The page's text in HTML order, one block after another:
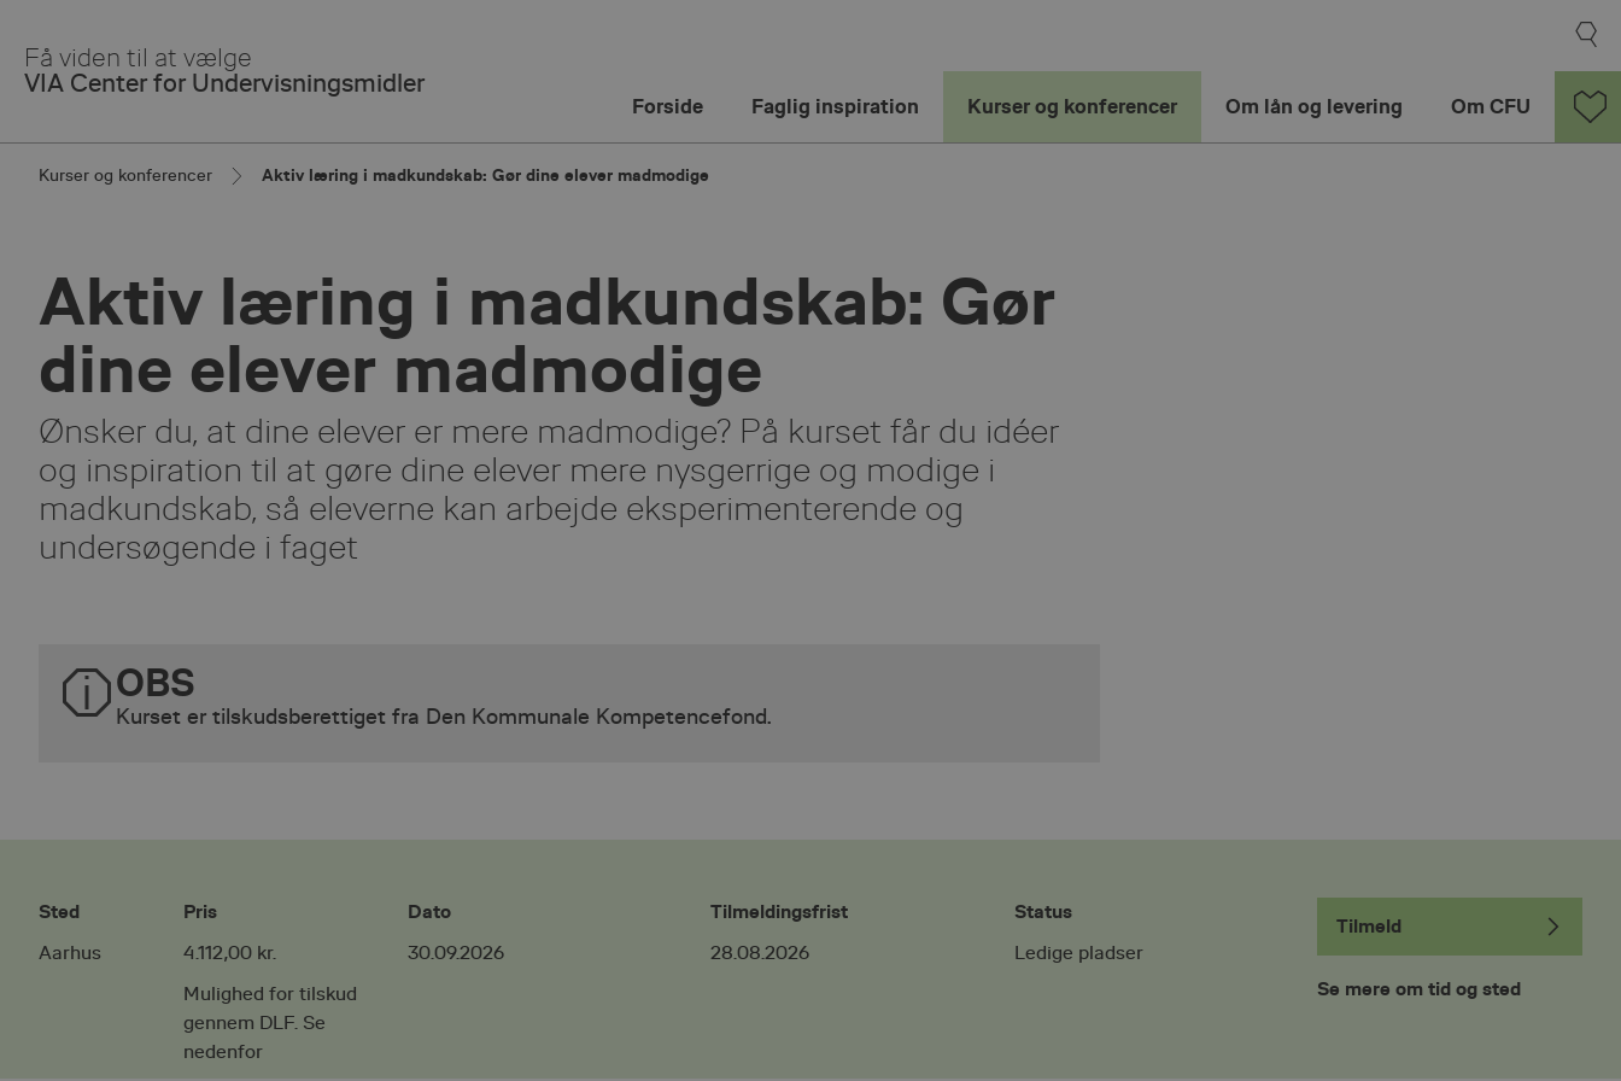
Main
Content
Få viden til at vælge
VIA Center for Undervisningsmidler
Forside Faglig inspiration Kurser og konferencer Om lån og levering Om CFU
Kurser og konferencer Aktiv læring i madkundskab: Gør dine elever madmodige
Aktiv læring i madkundskab: Gør
dine elever madmodige
Ønsker du, at dine elever er mere madmodige? På kurset får du idéer
og inspiration til at gøre dine elever mere nysgerrige og modige i
madkundskab, så eleverne kan arbejde eksperimenterende og
undersøgende i faget
OBS
Kurset er tilskudsberettiget fra Den Kommunale Kompetencefond.
Sted
Aarhus
Pris
4.112,00 kr.
Mulighed for tilskud
gennem DLF. Se
nedenfor
Dato
30.09.2026
Tilmeldingsfrist
28.08.2026
Status
Ledige pladser
Tilmeld
Se mere om tid og sted